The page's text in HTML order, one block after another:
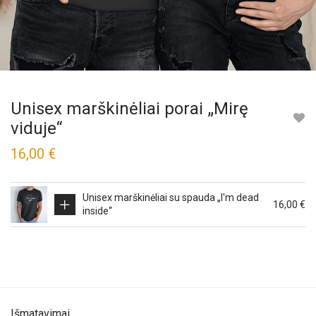
Unisex marškinėliai porai „Mirę
viduje“
16,00 €
This
product
has
Unisex marškinėliai su spauda „I'm dead
inside“
16,00 €